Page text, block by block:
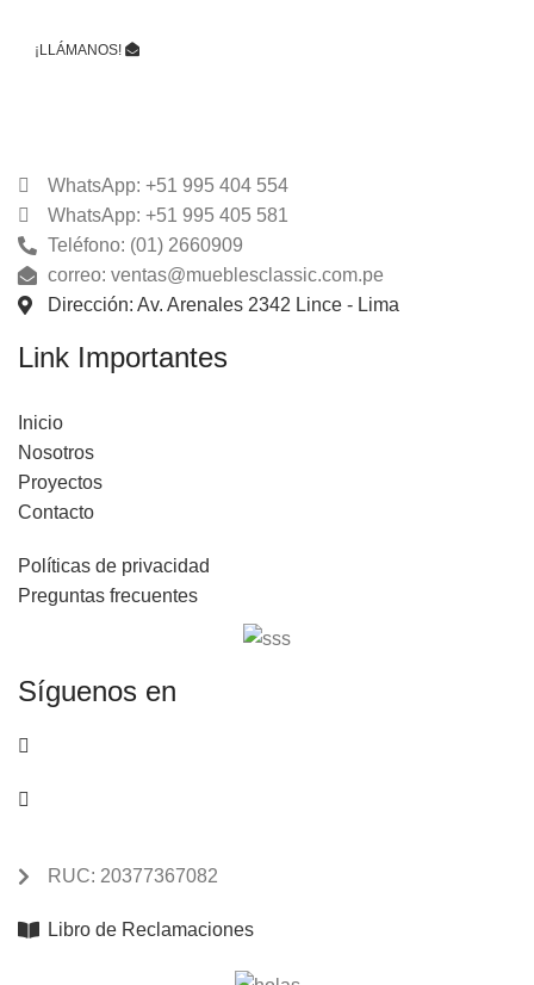
¡LLÁMANOS!
WhatsApp: +51 995 404 554
WhatsApp: +51 995 405 581
Teléfono: (01) 2660909
correo: ventas@mueblesclassic.com.pe
Dirección: Av. Arenales 2342 Lince - Lima
Link Importantes
Inicio
Nosotros
Proyectos
Contacto
Políticas de privacidad
Preguntas frecuentes
Síguenos en
RUC: 20377367082
Libro de Reclamaciones